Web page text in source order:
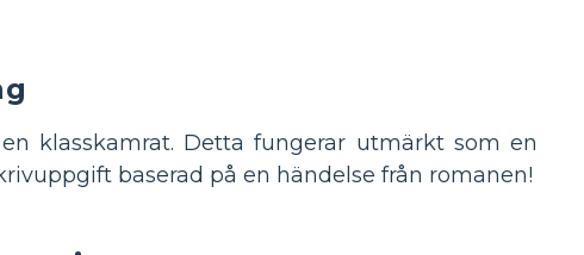
klasskamrat. Detta fungerar utmärkt som en
baserad på en händelse från romanen!